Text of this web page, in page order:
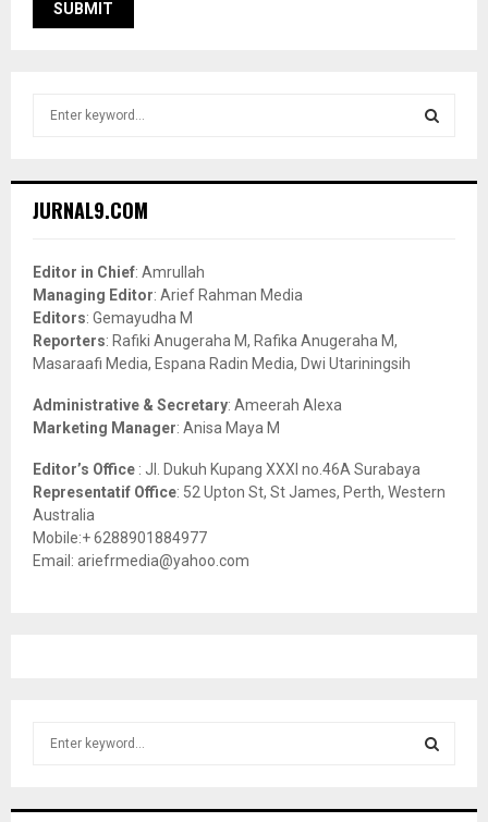
h
o
r
:
JURNAL9.COM
Editor in Chief: Amrullah
Managing Editor: Arief Rahman Media
Editors: Gemayudha M
Reporters: Rafiki Anugeraha M, Rafika Anugeraha M,
Masaraafi Media, Espana Radin Media, Dwi Utariningsih
Administrative & Secretary: Ameerah Alexa
Marketing Manager: Anisa Maya M
Editor’s Office : Jl. Dukuh Kupang XXXI no.46A Surabaya
Representatif Office: 52 Upton St, St James, Perth, Western
Australia
Mobile:+ 6288901884977
Email: ariefrmedia@yahoo.com